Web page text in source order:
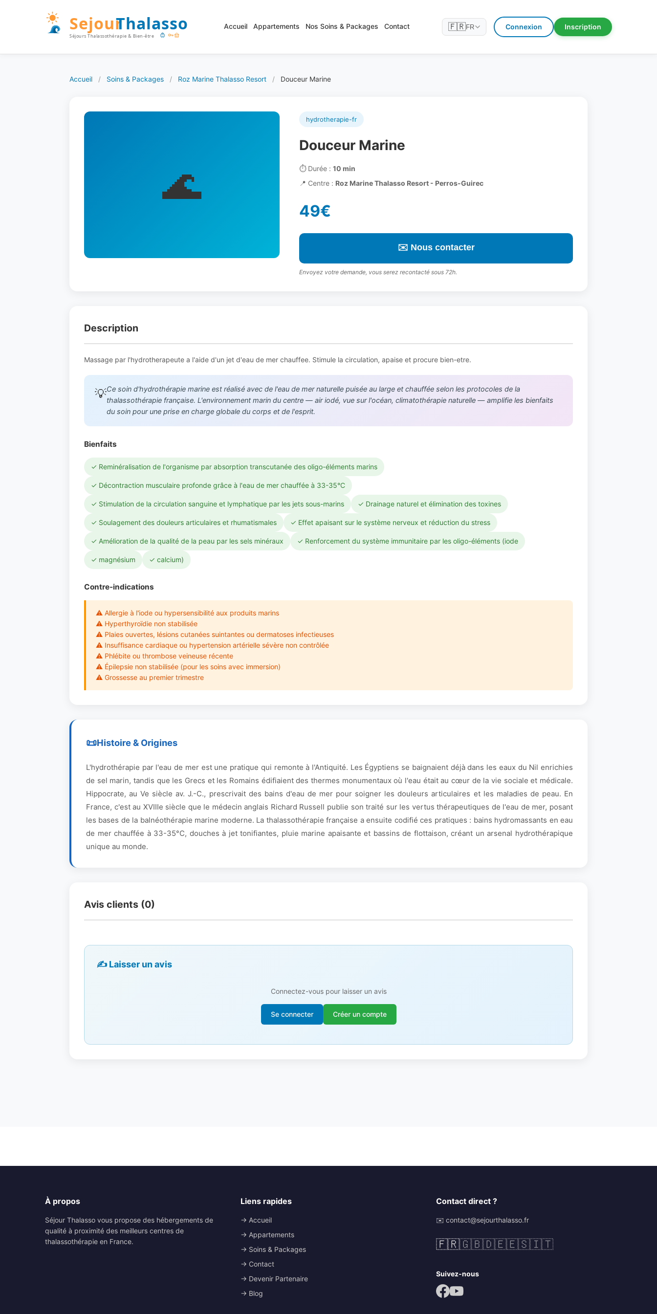
Accueil Appartements Nos Soins & Packages Contact 🇫🇷FR Connexion Inscription
Accueil / Soins & Packages / Roz Marine Thalasso Resort / Douceur Marine
🌊
hydrotherapie-fr
Douceur Marine
⏱️Durée : 10 min
📍 Centre : Roz Marine Thalasso Resort - Perros-Guirec
49€
✉️ Nous contacter
Envoyez votre demande, vous serez recontacté sous 72h.
Description
Massage par l'hydrotherapeute a l'aide d'un jet d'eau de mer chauffee. Stimule la circulation, apaise et procure bien-etre.
💡Ce soin d'hydrothérapie marine est réalisé avec de l'eau de mer naturelle puisée au large et chauffée selon les protocoles de la
thalassothérapie française. L'environnement marin du centre — air iodé, vue sur l'océan, climatothérapie naturelle — amplifie les bienfaits
du soin pour une prise en charge globale du corps et de l'esprit.
Bienfaits
✓ Reminéralisation de l'organisme par absorption transcutanée des oligo-éléments marins
✓ Décontraction musculaire profonde grâce à l'eau de mer chauffée à 33-35°C
✓ Stimulation de la circulation sanguine et lymphatique par les jets sous-marins ✓ Drainage naturel et élimination des toxines
✓ Soulagement des douleurs articulaires et rhumatismales ✓ Effet apaisant sur le système nerveux et réduction du stress
✓ Amélioration de la qualité de la peau par les sels minéraux ✓ Renforcement du système immunitaire par les oligo-éléments (iode
✓ magnésium ✓ calcium)
Contre-indications
⚠ Allergie à l'iode ou hypersensibilité aux produits marins
⚠ Hyperthyroïdie non stabilisée
⚠ Plaies ouvertes, lésions cutanées suintantes ou dermatoses infectieuses
⚠ Insuffisance cardiaque ou hypertension artérielle sévère non contrôlée
⚠ Phlébite ou thrombose veineuse récente
⚠ Épilepsie non stabilisée (pour les soins avec immersion)
⚠ Grossesse au premier trimestre
Histoire & Origines
L'hydrothérapie par l'eau de mer est une pratique qui remonte à l'Antiquité. Les Égyptiens se baignaient déjà dans les eaux du Nil enrichies
de sel marin, tandis que les Grecs et les Romains édifiaient des thermes monumentaux où l'eau était au cœur de la vie sociale et médicale.
Hippocrate, au Ve siècle av. J.-C., prescrivait des bains d'eau de mer pour soigner les douleurs articulaires et les maladies de peau. En
France, c'est au XVIIIe siècle que le médecin anglais Richard Russell publie son traité sur les vertus thérapeutiques de l'eau de mer, posant
les bases de la balnéothérapie marine moderne. La thalassothérapie française a ensuite codifié ces pratiques : bains hydromassants en eau
de mer chauffée à 33-35°C, douches à jet tonifiantes, pluie marine apaisante et bassins de flottaison, créant un arsenal hydrothérapique
unique au monde.
Avis clients (0)
✍️ Laisser un avis
Connectez-vous pour laisser un avis
Se connecter Créer un compte
À propos
Séjour Thalasso vous propose des hébergements de
qualité à proximité des meilleurs centres de
thalassothérapie en France.
Liens rapides
→ Accueil
→ Appartements
→ Soins & Packages
→ Contact
→ Devenir Partenaire
→ Blog
Contact direct ?
✉️ contact@sejourthalasso.fr
🇫🇷🇬🇧🇩🇪🇪🇸🇮🇹
Suivez-nous